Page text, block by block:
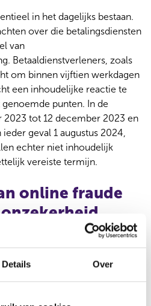
Details Over
in het dagelijks bestaan.
over die betalingsdiensten
van
Betaaldienstverleners, zoals
om binnen vijftien werkdagen
een inhoudelijke reactie te
punten. In de
2023 tot 12 december 2023 en
geval 1 augustus 2024,
echter niet inhoudelijk
vereiste termijn.
online fraude
Deze klanten waren soms
kwijt en zochten contact met